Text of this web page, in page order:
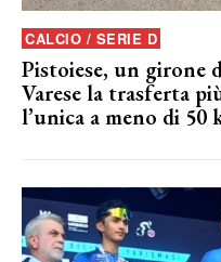
CALCIO / SERIE D
Pistoiese, un girone
Varese la trasferta
l’unica a meno di 50